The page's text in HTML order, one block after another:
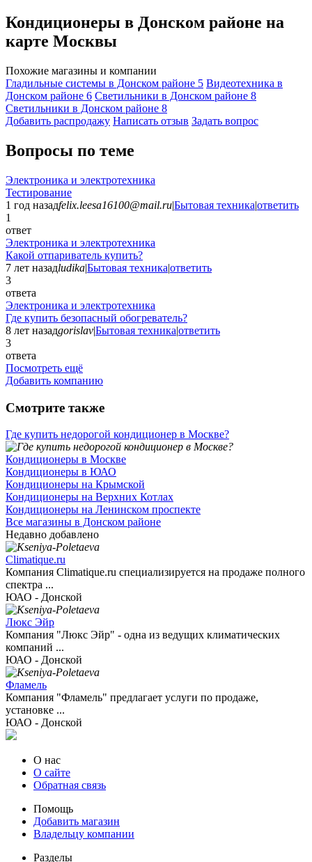
Кондиционеры в Донском районе на
карте Москвы
Похожие магазины и компании
Гладильные системы в Донском районе 5 Видеотехника в
Донском районе 6 Светильники в Донском районе 8
Светильники в Донском районе 8
Добавить раcпродажу Написать отзыв Задать вопрос
Вопросы по теме
Электроника и электротехника
Тестирование
1 год назадfelix.leesa16100@mail.ru|Бытовая техника|ответить
1
ответ
Электроника и электротехника
Какой отпариватель купить?
7 лет назадludika|Бытовая техника|ответить
3
ответа
Электроника и электротехника
Где купить безопасный обогреватель?
8 лет назадgorislav|Бытовая техника|ответить
3
ответа
Посмотреть ещё
Добавить компанию
Смотрите также
Где купить недорогой кондиционер в Москве?
Кондиционеры в Москве
Кондиционеры в ЮАО
Кондиционеры на Крымской
Кондиционеры на Верхних Котлах
Кондиционеры на Ленинском проспекте
Все магазины в Донском районе
Недавно добавлено
Climatique.ru
Компания Climatique.ru специализируется на продаже полного
спектра ...
ЮАО - Донской
Люкс Эйр
Компания "Люкс Эйр" - одна из ведущих климатических
компаний ...
ЮАО - Донской
Фламель
Компания "Фламель" предлагает услуги по продаже,
установке ...
ЮАО - Донской
О нас
О сайте
Обратная связь
Помощь
Добавить магазин
Владельцу компании
Разделы